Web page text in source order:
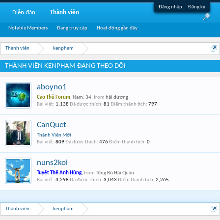
Đăng nhập Đăng ký
Thành viên kenpham
THÀNH VIÊN KENPHAM ĐANG THEO DÕI
aboyno1
Cao Thủ Forum, Nam, 34, from hải dương
Bài viết: 1,138 Đã được thích: 81 Điểm thành tích: 797
CanQuet
Thành Viên Mới
Bài viết: 809Đã được thích: 476Điểm thành tích: 0
nuns2koi
Tuyệt Thế Anh Hùng, from Tổng Bộ Hải Quân
Bài viết: 3,298 Đã được thích: 3,043 Điểm thành tích: 2,265
Thành viên kenpham
Diễn đàn Thành viên
Notable Members Đang truy cập Hoạt động gần đây